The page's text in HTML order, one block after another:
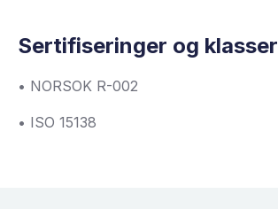
Sertifiseringer og klasser
• NORSOK R-002
• ISO 15138